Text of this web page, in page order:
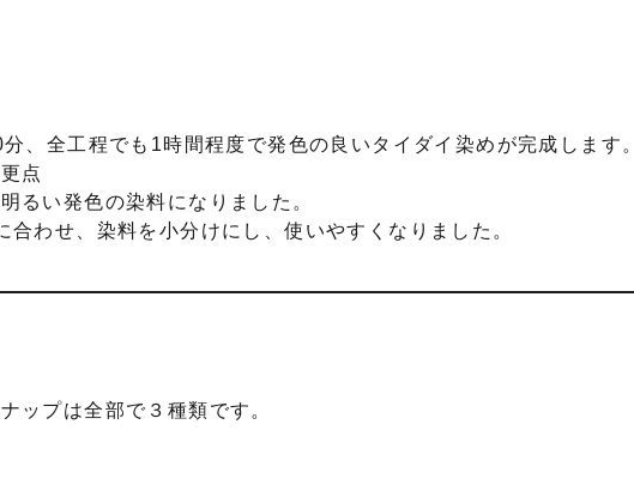
、全工程でも1時間程度で発色の良いタイダイ染めが完成します。
点
るい発色の染料になりました。
合わせ、染料を小分けにし、使いやすくなりました。
ップは全部で３種類です。